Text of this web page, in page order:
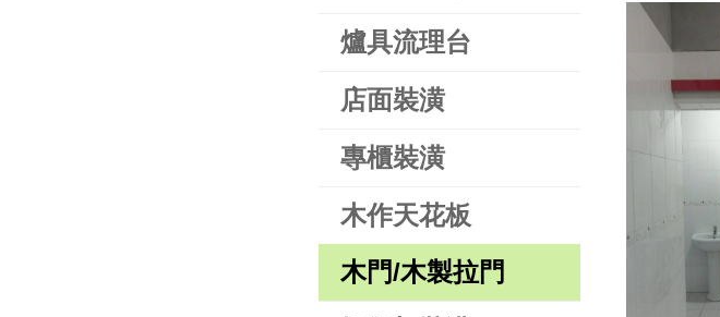
爐具流理台
店面裝潢
專櫃裝潢
木作天花板
木門/木製拉門